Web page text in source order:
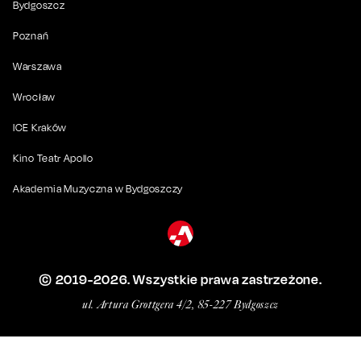
Bydgoszcz
Poznań
Warszawa
Wrocław
ICE Kraków
Kino Teatr Apollo
Akademia Muzyczna w Bydgoszczy
© 2019-2026. Wszystkie prawa zastrzeżone.
ul. Artura Grottgera 4/2, 85-227 Bydgoszcz